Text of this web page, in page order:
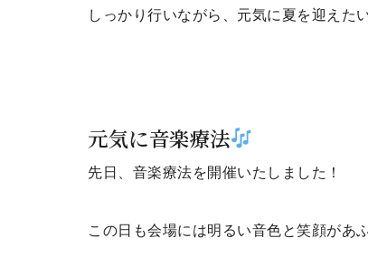
しっかり行いながら、元気に夏を迎えた
元気に音楽療法
先日、音楽療法を開催いたしました！
この日も会場には明るい音色と笑顔があ